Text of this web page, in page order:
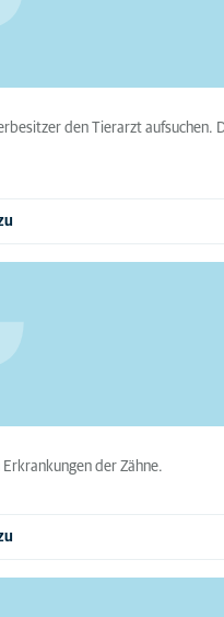
den Tierarzt aufsuchen.
der Zähne.